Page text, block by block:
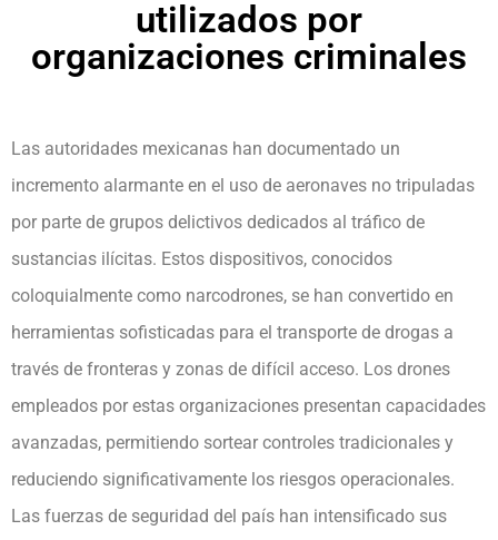
utilizados por
organizaciones criminales
Las autoridades mexicanas han documentado un
incremento alarmante en el uso de aeronaves no tripuladas
por parte de grupos delictivos dedicados al tráfico de
sustancias ilícitas. Estos dispositivos, conocidos
coloquialmente como narcodrones, se han convertido en
herramientas sofisticadas para el transporte de drogas a
través de fronteras y zonas de difícil acceso. Los drones
empleados por estas organizaciones presentan capacidades
avanzadas, permitiendo sortear controles tradicionales y
reduciendo significativamente los riesgos operacionales.
Las fuerzas de seguridad del país han intensificado sus